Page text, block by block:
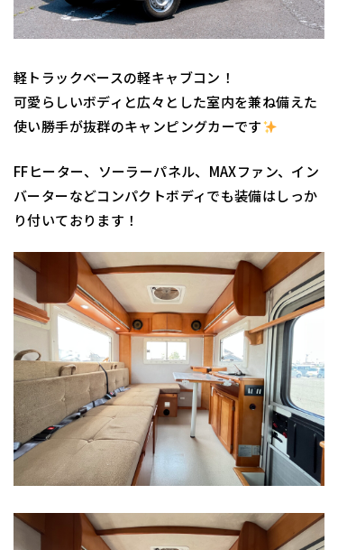
軽トラックベースの軽キャブコン！
可愛らしいボディと広々とした室内を兼ね備えた
使い勝手が抜群のキャンピングカーです
FFヒーター、ソーラーパネル、MAXファン、イン
バーターなどコンパクトボディでも装備はしっか
り付いております！